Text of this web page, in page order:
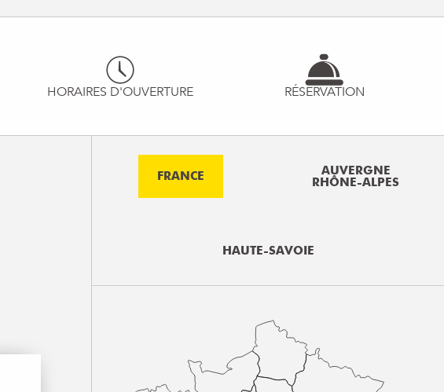
HORAIRES D'OUVERTURE RÉSERVATION
FRANCE
AUVERGNE
RHÔNE-ALPES
HAUTE-SAVOIE